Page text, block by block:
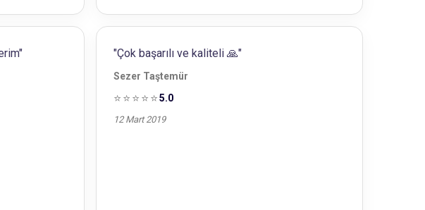
"Çok başarılı ve kaliteli 🙏"
Sezer Taştemür
⭐⭐⭐⭐⭐5.0
12 Mart 2019